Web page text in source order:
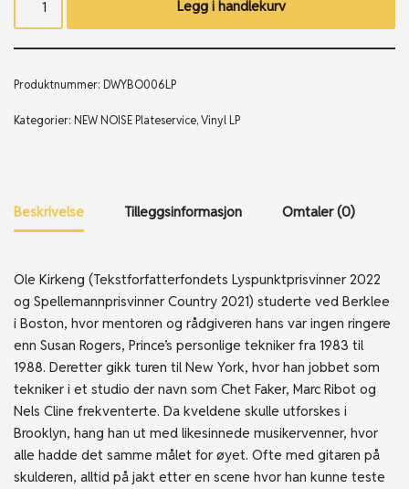
Legg i handlekurv
Produktnummer: DWYBO006LP
Kategorier: NEW NOISE Plateservice,Vinyl LP
Beskrivelse Tilleggsinformasjon Omtaler (0)
Ole Kirkeng (Tekstforfatterfondets Lyspunktprisvinner 2022
og Spellemannprisvinner Country 2021) studerte ved Berklee
i Boston, hvor mentoren og rådgiveren hans var ingen ringere
enn Susan Rogers, Prince’s personlige tekniker fra 1983 til
1988. Deretter gikk turen til New York, hvor han jobbet som
tekniker i et studio der navn som Chet Faker, Marc Ribot og
Nels Cline frekventerte. Da kveldene skulle utforskes i
Brooklyn, hang han ut med likesinnede musikervenner, hvor
alle hadde det samme målet for øyet. Ofte med gitaren på
skulderen, alltid på jakt etter en scene hvor han kunne teste